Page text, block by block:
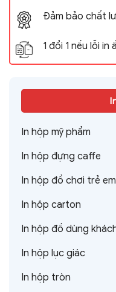
Đảm bảo chất
1 đổi 1 nếu lỗi in
In hộp mỹ phẩm
In hộp đựng caffe
In hộp đồ chơi trẻ em
In hộp carton
In hộp đồ dùng
In hộp lục giác
In hộp tròn